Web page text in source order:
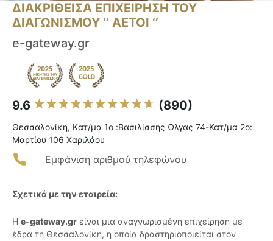
ΔΙΑΚΡΙΘΕΙΣΑ ΕΠΙΧΕΙΡΗΣΗ ΤΟΥ
ΔΙΑΓΩΝΙΣΜΟΥ ‘’ ΑΕΤΟΙ ‘’
e-gateway.gr
9.6 (890)
Θεσσαλονίκη, Kατ/μα 1ο :Bασιλίσσης Όλγας 74-Κατ/μα 2ο:
Μαρτίου 106 Χαριλάου
Εμφάνιση αριθμού τηλεφώνου
Σχετικά με την εταιρεία:
Η e-gateway.gr είναι μια αναγνωρισμένη επιχείρηση με
έδρα τη Θεσσαλονίκη, η οποία δραστηριοποιείται στον